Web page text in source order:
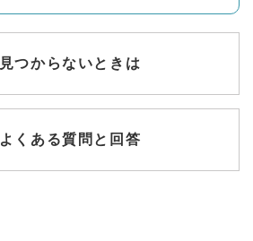
見つからないときは
よくある質問と回答